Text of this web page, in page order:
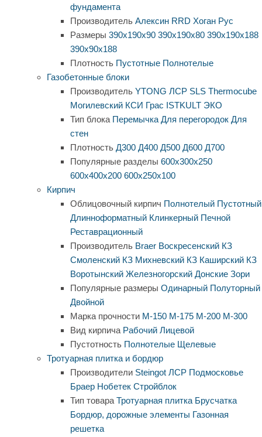
фундамента
Производитель Алексин RRD Хоган Рус
Размеры 390х190х90 390х190х80 390х190х188
390х90х188
Плотность Пустотные Полнотелые
Газобетонные блоки
Производитель YTONG ЛСР SLS Thermocube
Могилевский КСИ Грас ISTKULT ЭКО
Тип блока Перемычка Для перегородок Для
стен
Плотность Д300 Д400 Д500 Д600 Д700
Популярные разделы 600х300х250
600х400х200 600х250х100
Кирпич
Облицовочный кирпич Полнотелый Пустотный
Длинноформатный Клинкерный Печной
Реставрационный
Производитель Braer Воскресенский КЗ
Смоленский КЗ Михневский КЗ Каширский КЗ
Воротынский Железногорский Донские Зори
Популярные размеры Одинарный Полуторный
Двойной
Марка прочности М-150 М-175 М-200 М-300
Вид кирпича Рабочий Лицевой
Пустотность Полнотелые Щелевые
Тротуарная плитка и бордюр
Производители Steingot ЛСР Подмосковье
Браер Нобетек Стройблок
Тип товара Тротуарная плитка Брусчатка
Бордюр, дорожные элементы Газонная
решетка